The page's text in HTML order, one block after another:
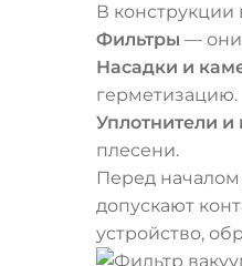
В
Фильтры — они
Насадки и
герметизацию.
Уплотнители и
плесени.
Перед началом
допускают
устройство,